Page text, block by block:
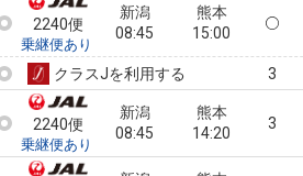
2240便
乗継便あり
新潟
08:45
熊本
15:00
クラスJを利用する 3
2240便
乗継便あり
新潟
08:45
熊本
14:20
3